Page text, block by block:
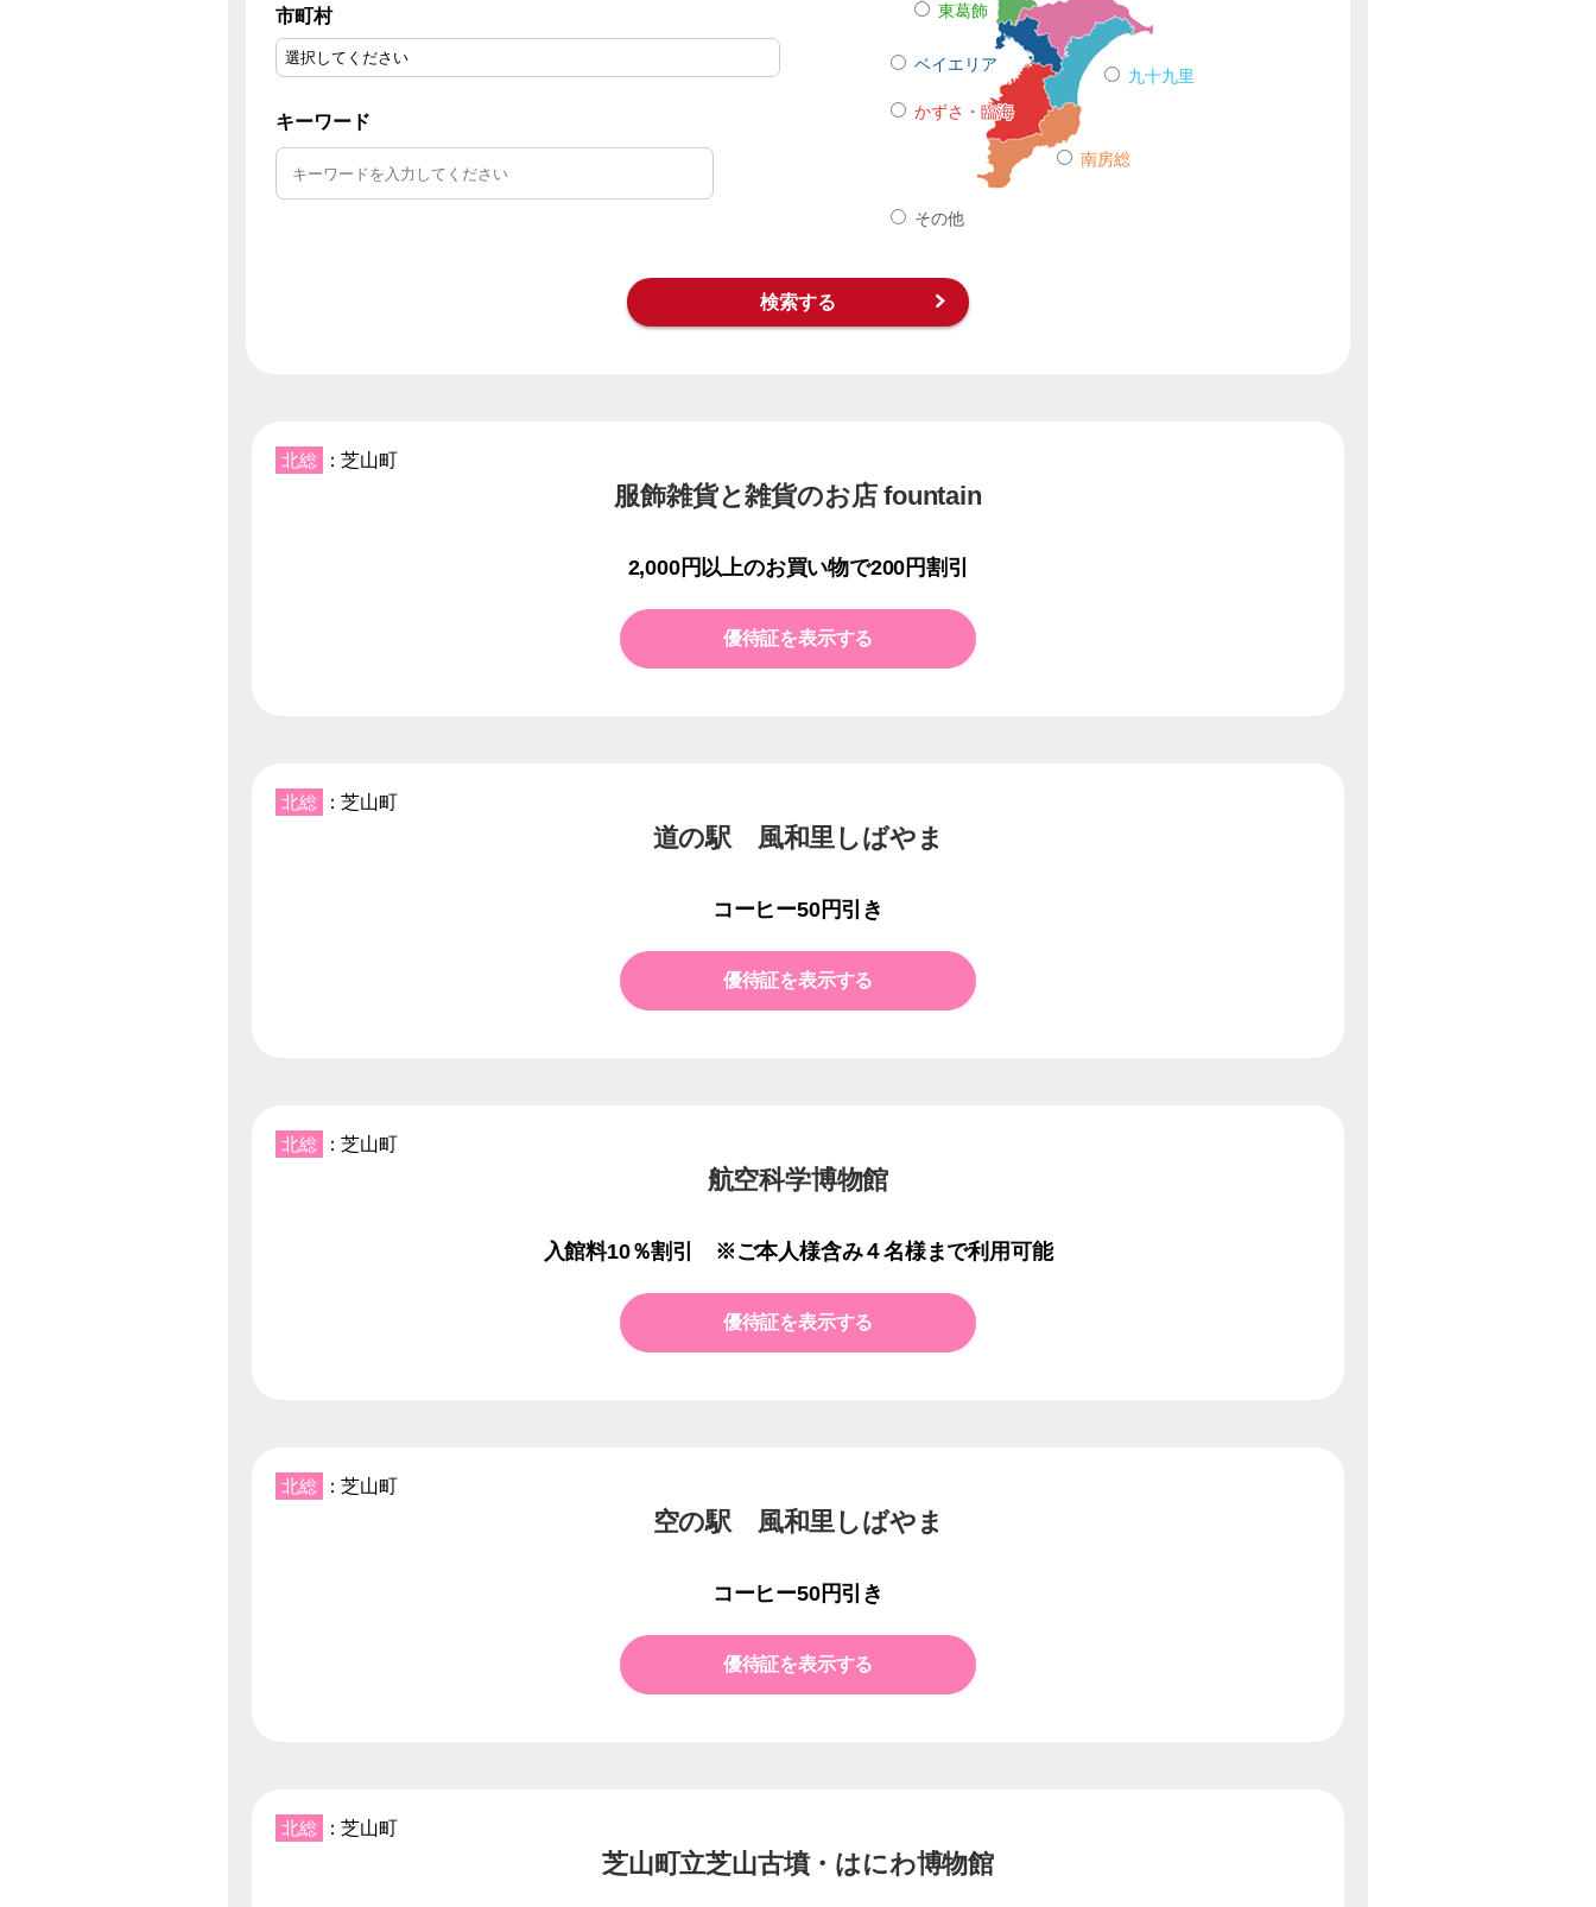
市町村
キーワード
ベイエリア
東葛飾
九十九里
南房総
かずさ・臨海
その他
北総 ：芝山町
服飾雑貨と雑貨のお店 fountain
2,000円以上のお買い物で200円割引
優待証を表示する
北総 ：芝山町
道の駅 風和里しばやま
コーヒー50円引き
優待証を表示する
北総 ：芝山町
航空科学博物館
入館料10％割引 ※ご本人様含み４名様まで利用可能
優待証を表示する
北総 ：芝山町
空の駅 風和里しばやま
コーヒー50円引き
優待証を表示する
北総 ：芝山町
芝山町立芝山古墳・はにわ博物館